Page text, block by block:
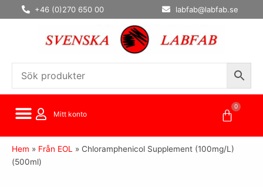
Hoppa
till
+46 (0)270 650 00 labfab@labfab.se
Mitt konto
0
Hem » Från EOL » Chloramphenicol Supplement (100mg/L)
(500ml)